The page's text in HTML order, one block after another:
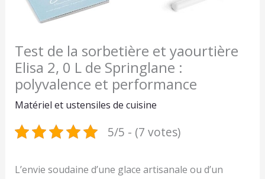
Test de la sorbetière et yaourtière
Elisa 2, 0 L de Springlane :
polyvalence et performance
Matériel et ustensiles de cuisine
5/5 - (7 votes)
L’envie soudaine d’une glace artisanale ou d’un